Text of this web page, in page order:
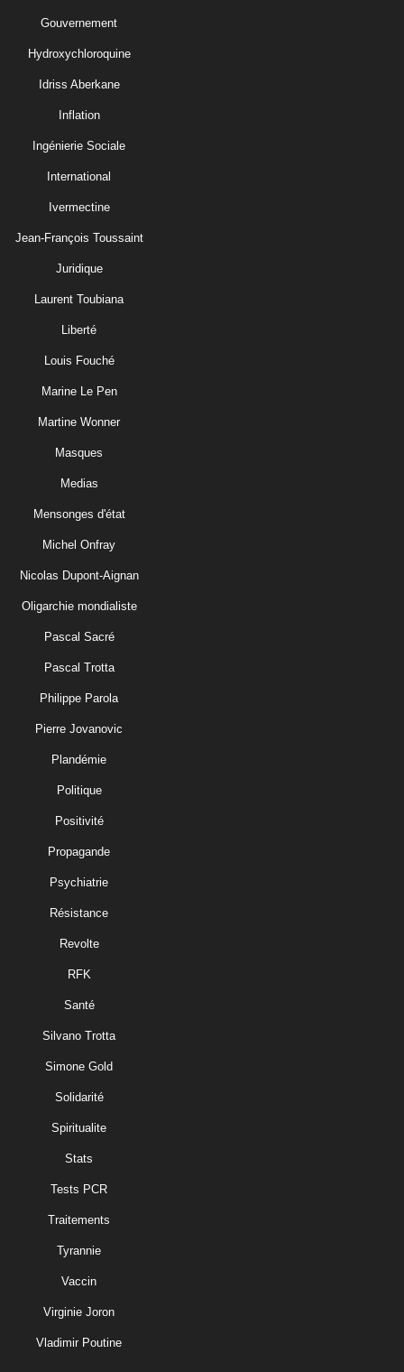
Gouvernement
Hydroxychloroquine
Idriss Aberkane
Inflation
Ingénierie Sociale
International
Ivermectine
Jean-François Toussaint
Juridique
Laurent Toubiana
Liberté
Louis Fouché
Marine Le Pen
Martine Wonner
Masques
Medias
Mensonges d'état
Michel Onfray
Nicolas Dupont-Aignan
Oligarchie mondialiste
Pascal Sacré
Pascal Trotta
Philippe Parola
Pierre Jovanovic
Plandémie
Politique
Positivité
Propagande
Psychiatrie
Résistance
Revolte
RFK
Santé
Silvano Trotta
Simone Gold
Solidarité
Spiritualite
Stats
Tests PCR
Traitements
Tyrannie
Vaccin
Virginie Joron
Vladimir Poutine